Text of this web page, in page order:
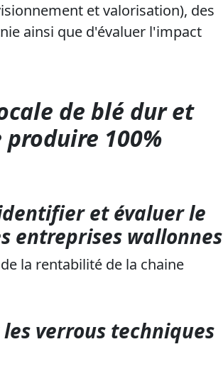
et valorisation), des
ainsi que d'évaluer l'impact
de blé dur et
100%
et évaluer le
entreprises wallonnes
la rentabilité de la chaine
verrous techniques